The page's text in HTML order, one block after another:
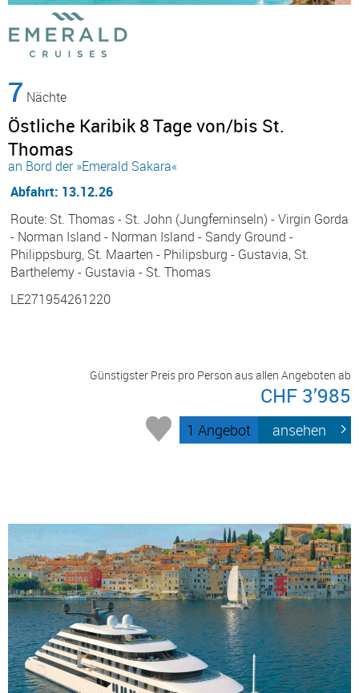
7 Nächte
Östliche Karibik 8 Tage von/bis St.
Thomas
an Bord der »Emerald Sakara«
Abfahrt: 13.12.26
Route: St. Thomas - St. John (Jungferninseln) - Virgin Gorda
- Norman Island - Norman Island - Sandy Ground -
Philippsburg, St. Maarten - Philipsburg - Gustavia, St.
Barthelemy - Gustavia - St. Thomas
LE271954261220
Günstigster Preis pro Person aus allen Angeboten ab
CHF 3’985
1 Angebot ansehen